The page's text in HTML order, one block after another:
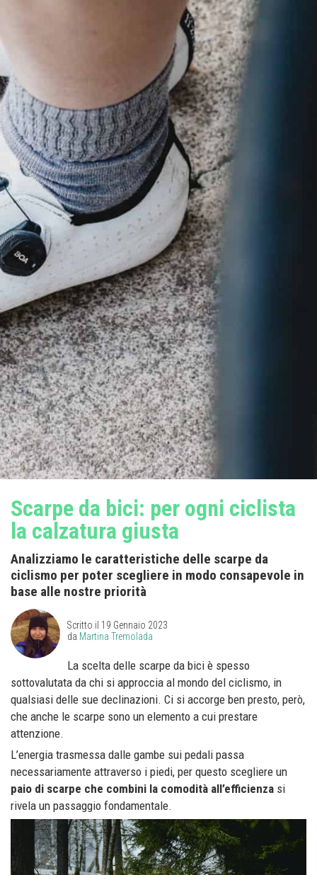
Scarpe da bici: per ogni ciclista
la calzatura giusta
Analizziamo le caratteristiche delle scarpe da
ciclismo per poter scegliere in modo consapevole in
base alle nostre priorità
Scritto il 19 Gennaio 2023
da Martina Tremolada
La scelta delle scarpe da bici è spesso
sottovalutata da chi si approccia al mondo del ciclismo, in
qualsiasi delle sue declinazioni. Ci si accorge ben presto, però,
che anche le scarpe sono un elemento a cui prestare
attenzione.
L’energia trasmessa dalle gambe sui pedali passa
necessariamente attraverso i piedi, per questo scegliere un
paio di scarpe che combini la comodità all’efficienza si
rivela un passaggio fondamentale.